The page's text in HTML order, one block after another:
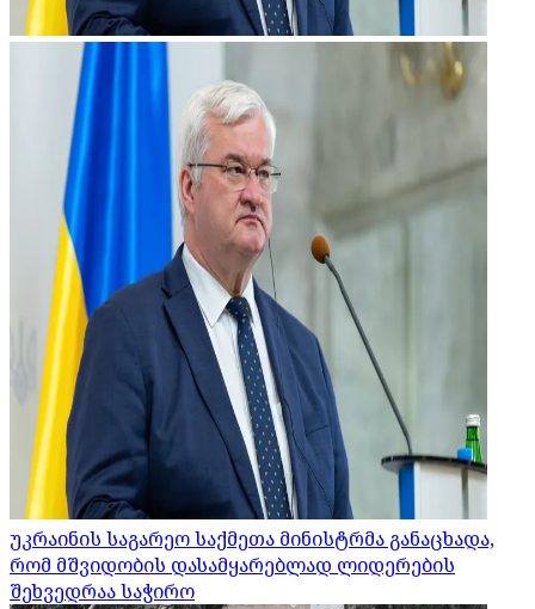
უკრაინის საგარეო საქმეთა მინისტრმა განაცხადა,
რომ მშვიდობის დასამყარებლად ლიდერების
შეხვედრაა საჭირო